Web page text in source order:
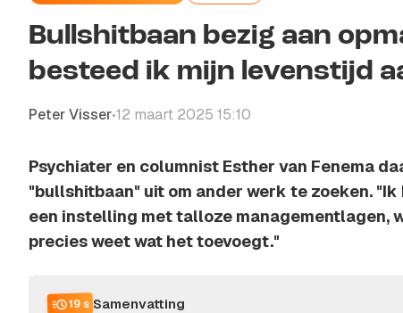
Bullshitbaan bezig aan
besteed ik mijn levenstijd
Peter Visser•12 maart 2025 15:10
Psychiater en columnist Esther van Fenema
"bullshitbaan" uit om ander werk te zoeken. "Ik
een instelling met talloze managementlagen,
precies weet wat het toevoegt."
19 s Samenvatting